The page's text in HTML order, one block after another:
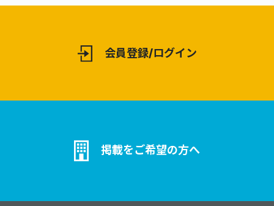
会員登録/ログイン
掲載をご希望の方へ